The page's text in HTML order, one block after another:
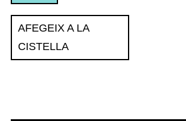
AFEGEIX A LA
CISTELLA